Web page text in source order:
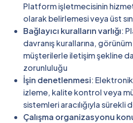
Platform işletmecisinin
olarak belirlemesi veya üst
Bağlayıcı kuralların varlığı:
davranış kurallarına,
müşterilerle iletişim şekline
zorunluluğu
İşin denetlenmesi:
izleme, kalite kontrol veya
sistemleri aracılığıyla sürekli
Çalışma organizasyonu